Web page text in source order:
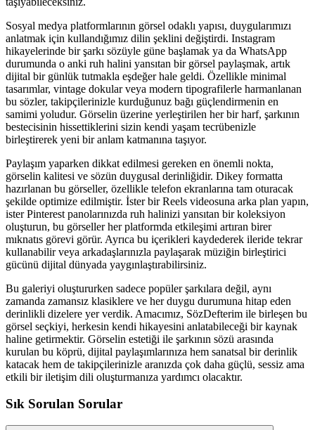
Sosyal medya platformlarının görsel odaklı yapısı, duygularımızı
anlatmak için kullandığımız dilin şeklini değiştirdi. Instagram
hikayelerinde bir şarkı sözüyle güne başlamak ya da WhatsApp
durumunda o anki ruh halini yansıtan bir görsel paylaşmak, artık
dijital bir günlük tutmakla eşdeğer hale geldi. Özellikle minimal
tasarımlar, vintage dokular veya modern tipografilerle harmanlanan
bu sözler, takipçilerinizle kurduğunuz bağı güçlendirmenin en
samimi yoludur. Görselin üzerine yerleştirilen her bir harf, şarkının
bestecisinin hissettiklerini sizin kendi yaşam tecrübenizle
birleştirerek yeni bir anlam katmanına taşıyor.
Paylaşım yaparken dikkat edilmesi gereken en önemli nokta,
görselin kalitesi ve sözün duygusal derinliğidir. Dikey formatta
hazırlanan bu görseller, özellikle telefon ekranlarına tam oturacak
şekilde optimize edilmiştir. İster bir Reels videosuna arka plan yapın,
ister Pinterest panolarınızda ruh halinizi yansıtan bir koleksiyon
oluşturun, bu görseller her platformda etkileşimi artıran birer
mıknatıs görevi görür. Ayrıca bu içerikleri kaydederek ileride tekrar
kullanabilir veya arkadaşlarınızla paylaşarak müziğin birleştirici
gücünü dijital dünyada yaygınlaştırabilirsiniz.
Bu galeriyi oluştururken sadece popüler şarkılara değil, aynı
zamanda zamansız klasiklere ve her duygu durumuna hitap eden
derinlikli dizelere yer verdik. Amacımız, SözDefterim ile birleşen bu
görsel seçkiyi, herkesin kendi hikayesini anlatabileceği bir kaynak
haline getirmektir. Görselin estetiği ile şarkının sözü arasında
kurulan bu köprü, dijital paylaşımlarınıza hem sanatsal bir derinlik
katacak hem de takipçilerinizle aranızda çok daha güçlü, sessiz ama
etkili bir iletişim dili oluşturmanıza yardımcı olacaktır.
Sık Sorulan Sorular